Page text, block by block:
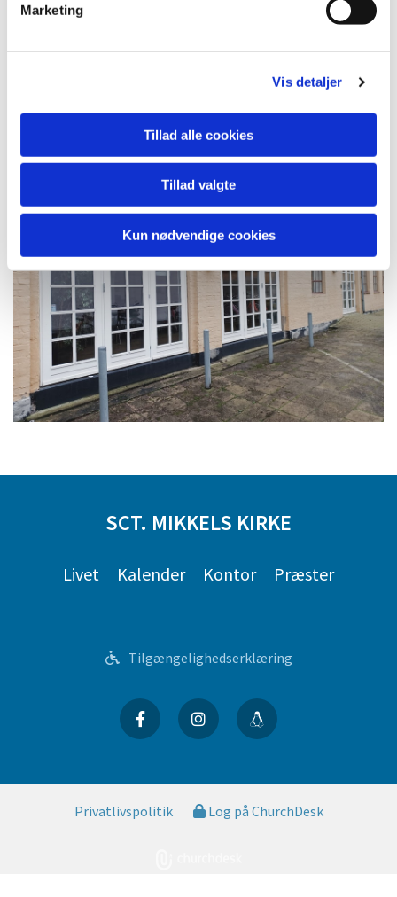
Marketing
Vis detaljer
Tillad alle cookies
Tillad valgte
Kun nødvendige cookies
SCT. MIKKELS KIRKE
Livet Kalender Kontor Præster
Tilgængelighedserklæring
Privatlivspolitik Log på ChurchDesk